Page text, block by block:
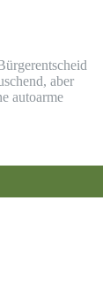
aber
autoarme